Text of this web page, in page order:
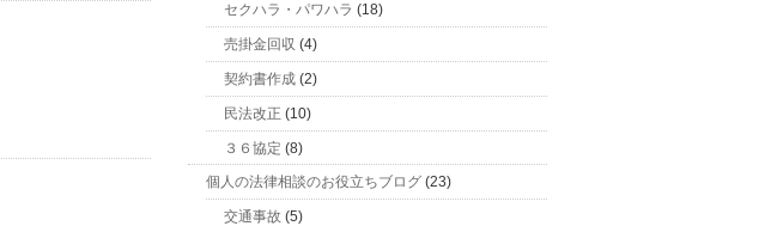
セクハラ・パワハラ (18)
売掛金回収 (4)
契約書作成 (2)
民法改正 (10)
３６協定 (8)
個人の法律相談のお役立ちブログ (23)
交通事故 (5)